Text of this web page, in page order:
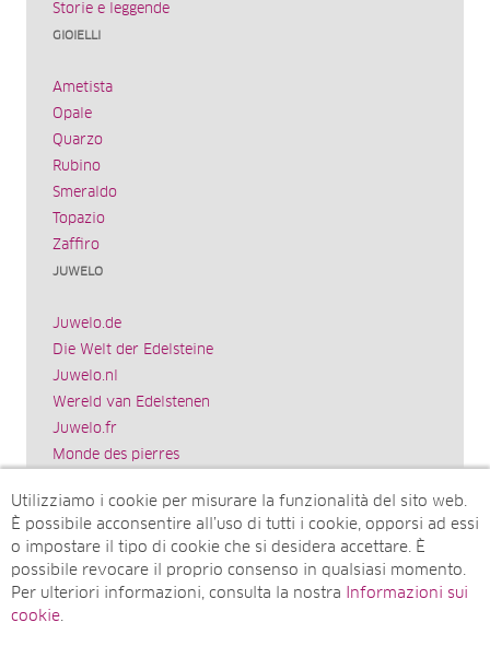
Storie e leggende
GIOIELLI
Ametista
Opale
Quarzo
Rubino
Smeraldo
Topazio
Zaffiro
JUWELO
Juwelo.de
Die Welt der Edelsteine
Juwelo.nl
Wereld van Edelstenen
Juwelo.fr
Monde des pierres
El mundo de las piedras preciosas
World of Gemstones
Juwelo.com
Ädelstenarnas Värld
Utilizziamo i cookie per misurare la funzionalità del sito web.
È possibile acconsentire all’uso di tutti i cookie, opporsi ad essi
o impostare il tipo di cookie che si desidera accettare. È
possibile revocare il proprio consenso in qualsiasi momento.
Per ulteriori informazioni, consulta la nostra
Informazioni sui
cookie.